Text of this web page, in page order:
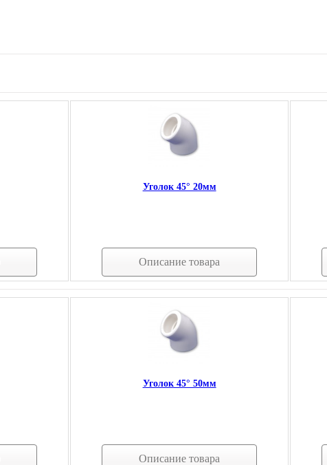
Уголок 45° 20мм
Описание товара
Уголок 45° 50мм
Описание товара